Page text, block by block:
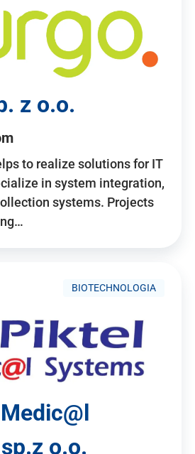
z o.o.
to realize solutions for IT
in system integration,
systems. Projects
BIOTECHNOLOGIA
o.o.